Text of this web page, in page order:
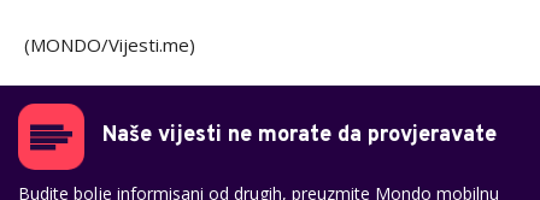
(MONDO/Vijesti.me)
Naše vijesti ne morate da provjeravate
Budite bolje informisani od drugih, preuzmite Mondo mobilnu